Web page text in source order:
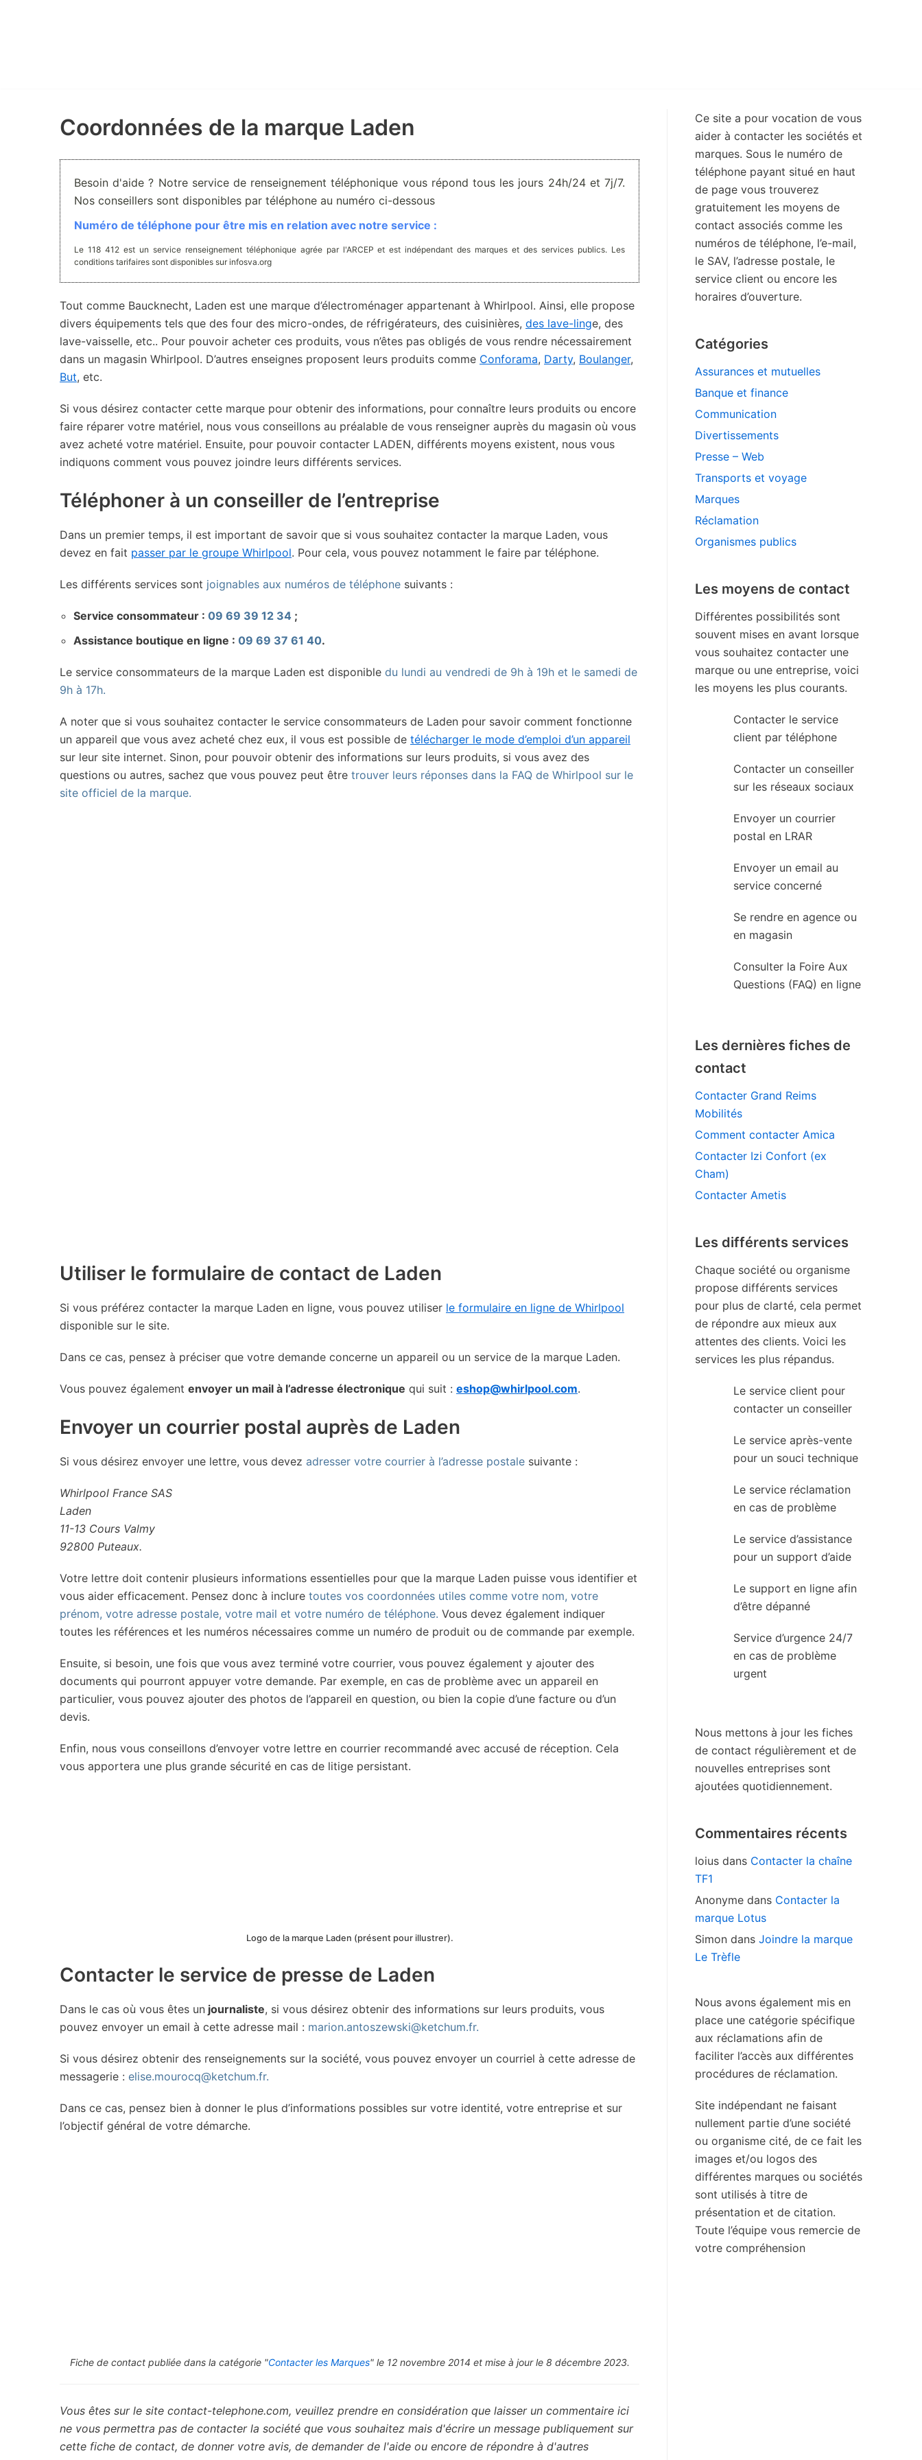
Coordonnées de la marque Laden
Besoin d'aide ? Notre service de renseignement téléphonique vous répond tous les jours 24h/24 et 7j/7.
Nos conseillers sont disponibles par téléphone au numéro ci-dessous
Numéro de téléphone pour être mis en relation avec notre service :
Le 118 412 est un service renseignement téléphonique agrée par l'ARCEP et est indépendant des marques et des services publics. Les
conditions tarifaires sont disponibles sur infosva.org
Tout comme Baucknecht, Laden est une marque d’électroménager appartenant à Whirlpool. Ainsi, elle propose
divers équipements tels que des four des micro-ondes, de réfrigérateurs, des cuisinières, des lave-linge, des
lave-vaisselle, etc.. Pour pouvoir acheter ces produits, vous n’êtes pas obligés de vous rendre nécessairement
dans un magasin Whirlpool. D’autres enseignes proposent leurs produits comme Conforama, Darty, Boulanger,
But, etc.
Si vous désirez contacter cette marque pour obtenir des informations, pour connaître leurs produits ou encore
faire réparer votre matériel, nous vous conseillons au préalable de vous renseigner auprès du magasin où vous
avez acheté votre matériel. Ensuite, pour pouvoir contacter LADEN, différents moyens existent, nous vous
indiquons comment vous pouvez joindre leurs différents services.
Téléphoner à un conseiller de l’entreprise
Dans un premier temps, il est important de savoir que si vous souhaitez contacter la marque Laden, vous
devez en fait passer par le groupe Whirlpool. Pour cela, vous pouvez notamment le faire par téléphone.
Les différents services sont joignables aux numéros de téléphone suivants :
Service consommateur : 09 69 39 12 34 ;
Assistance boutique en ligne : 09 69 37 61 40.
Le service consommateurs de la marque Laden est disponible du lundi au vendredi de 9h à 19h et le samedi de
9h à 17h.
A noter que si vous souhaitez contacter le service consommateurs de Laden pour savoir comment fonctionne
un appareil que vous avez acheté chez eux, il vous est possible de télécharger le mode d’emploi d’un appareil
sur leur site internet. Sinon, pour pouvoir obtenir des informations sur leurs produits, si vous avez des
questions ou autres, sachez que vous pouvez peut être trouver leurs réponses dans la FAQ de Whirlpool sur le
site officiel de la marque.
Utiliser le formulaire de contact de Laden
Si vous préférez contacter la marque Laden en ligne, vous pouvez utiliser le formulaire en ligne de Whirlpool
disponible sur le site.
Dans ce cas, pensez à préciser que votre demande concerne un appareil ou un service de la marque Laden.
Vous pouvez également envoyer un mail à l’adresse électronique qui suit : eshop@whirlpool.com.
Envoyer un courrier postal auprès de Laden
Si vous désirez envoyer une lettre, vous devez adresser votre courrier à l’adresse postale suivante :
Whirlpool France SAS
Laden
11-13 Cours Valmy
92800 Puteaux.
Votre lettre doit contenir plusieurs informations essentielles pour que la marque Laden puisse vous identifier et
vous aider efficacement. Pensez donc à inclure toutes vos coordonnées utiles comme votre nom, votre
prénom, votre adresse postale, votre mail et votre numéro de téléphone. Vous devez également indiquer
toutes les références et les numéros nécessaires comme un numéro de produit ou de commande par exemple.
Ensuite, si besoin, une fois que vous avez terminé votre courrier, vous pouvez également y ajouter des
documents qui pourront appuyer votre demande. Par exemple, en cas de problème avec un appareil en
particulier, vous pouvez ajouter des photos de l’appareil en question, ou bien la copie d’une facture ou d’un
devis.
Enfin, nous vous conseillons d’envoyer votre lettre en courrier recommandé avec accusé de réception. Cela
vous apportera une plus grande sécurité en cas de litige persistant.
Logo de la marque Laden (présent pour illustrer).
Contacter le service de presse de Laden
Dans le cas où vous êtes un journaliste, si vous désirez obtenir des informations sur leurs produits, vous
pouvez envoyer un email à cette adresse mail : marion.antoszewski@ketchum.fr.
Si vous désirez obtenir des renseignements sur la société, vous pouvez envoyer un courriel à cette adresse de
messagerie : elise.mourocq@ketchum.fr.
Dans ce cas, pensez bien à donner le plus d’informations possibles sur votre identité, votre entreprise et sur
l’objectif général de votre démarche.
Fiche de contact publiée dans la catégorie "Contacter les Marques" le 12 novembre 2014 et mise à jour le 8 décembre 2023.
Vous êtes sur le site contact-telephone.com, veuillez prendre en considération que laisser un commentaire ici
ne vous permettra pas de contacter la société que vous souhaitez mais d'écrire un message publiquement sur
cette fiche de contact, de donner votre avis, de demander de l'aide ou encore de répondre à d'autres
Ce site a pour vocation de vous
aider à contacter les sociétés et
marques. Sous le numéro de
téléphone payant situé en haut
de page vous trouverez
gratuitement les moyens de
contact associés comme les
numéros de téléphone, l’e-mail,
le SAV, l’adresse postale, le
service client ou encore les
horaires d’ouverture.
Catégories
Assurances et mutuelles
Banque et finance
Communication
Divertissements
Presse – Web
Transports et voyage
Marques
Réclamation
Organismes publics
Les moyens de contact
Différentes possibilités sont
souvent mises en avant lorsque
vous souhaitez contacter une
marque ou une entreprise, voici
les moyens les plus courants.
Contacter le service
client par téléphone
Contacter un conseiller
sur les réseaux sociaux
Envoyer un courrier
postal en LRAR
Envoyer un email au
service concerné
Se rendre en agence ou
en magasin
Consulter la Foire Aux
Questions (FAQ) en ligne
Les dernières fiches de
contact
Contacter Grand Reims
Mobilités
Comment contacter Amica
Contacter Izi Confort (ex
Cham)
Contacter Ametis
Les différents services
Chaque société ou organisme
propose différents services
pour plus de clarté, cela permet
de répondre aux mieux aux
attentes des clients. Voici les
services les plus répandus.
Le service client pour
contacter un conseiller
Le service après-vente
pour un souci technique
Le service réclamation
en cas de problème
Le service d’assistance
pour un support d’aide
Le support en ligne afin
d’être dépanné
Service d’urgence 24/7
en cas de problème
urgent
Nous mettons à jour les fiches
de contact régulièrement et de
nouvelles entreprises sont
ajoutées quotidiennement.
Commentaires récents
loius dans Contacter la chaîne
TF1
Anonyme dans Contacter la
marque Lotus
Simon dans Joindre la marque
Le Trèfle
Nous avons également mis en
place une catégorie spécifique
aux réclamations afin de
faciliter l’accès aux différentes
procédures de réclamation.
Site indépendant ne faisant
nullement partie d’une société
ou organisme cité, de ce fait les
images et/ou logos des
différentes marques ou sociétés
sont utilisés à titre de
présentation et de citation.
Toute l’équipe vous remercie de
votre compréhension